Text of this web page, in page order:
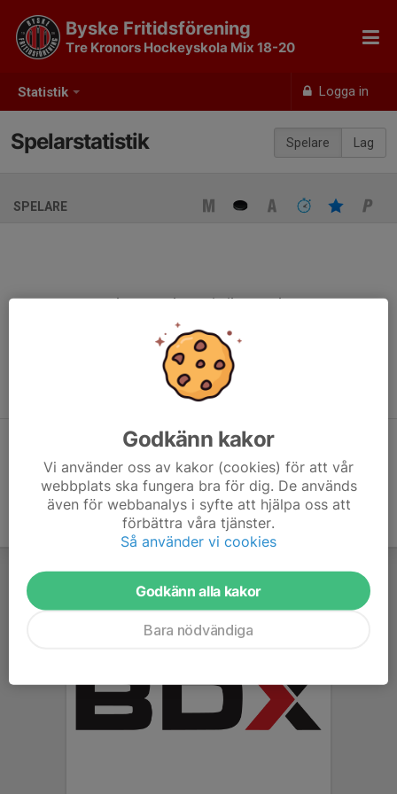
Statistik Logga in
Byske Fritidsförening
Tre Kronors Hockeyskola Mix 18-20
Spelare Lag
Spelarstatistik
SPELARE
Ingen spelarstatistik sparad
När ni fyller i uppställning på respektive match visas statistiken
automatiskt på denna sida
Godkänn kakor
Vi använder oss av kakor (cookies) för att vår
webbplats ska fungera bra för dig. De används
även för webbanalys i syfte att hjälpa oss att
förbättra våra tjänster.
Så använder vi cookies
Godkänn alla kakor
Bara nödvändiga